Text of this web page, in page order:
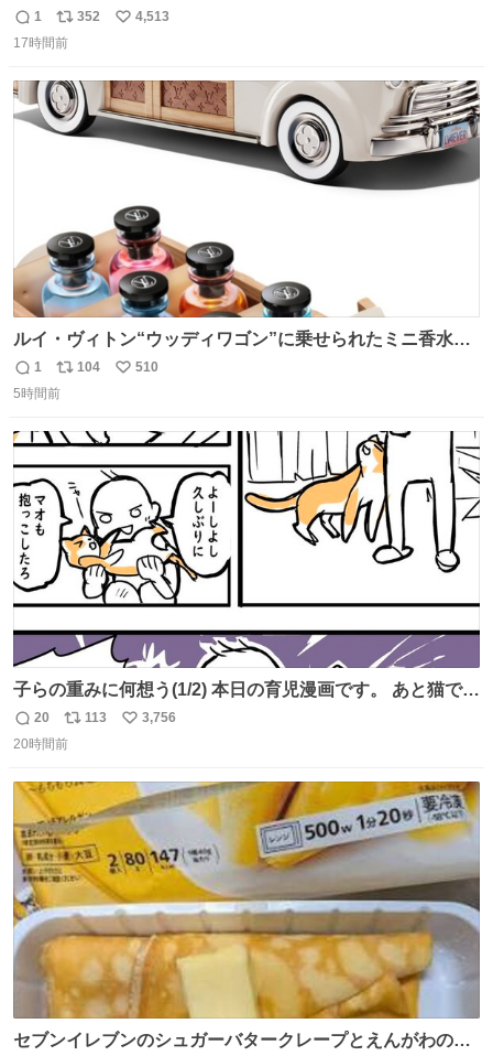
ぎ奪い去ったプリンの写真です。
返
信
1
リ
ポ
ト
数
352
い
数
4,513
17時間前
ルイ・ヴィトン“ウッディワゴン”に乗せられたミニ香水コ
フレ、グラデカラーのフレグランスケースも - fashion-
press.net/news/149472
返
信
1
リ
ポ
ト
数
104
い
数
510
5時間前
子らの重みに何想う(1/2) 本日の育児漫画です。 あと猫で
す。
返
信
20
リ
ポ
数
113
い
数
3,756
20時間前
セブンイレブンのシュガーバタークレープとえんがわの寿